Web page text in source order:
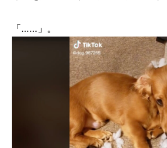
「……」。